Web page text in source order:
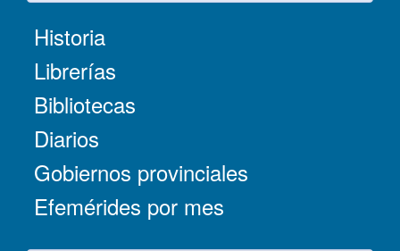
Historia
Librerías
Bibliotecas
Diarios
Gobiernos provinciales
Efemérides por mes